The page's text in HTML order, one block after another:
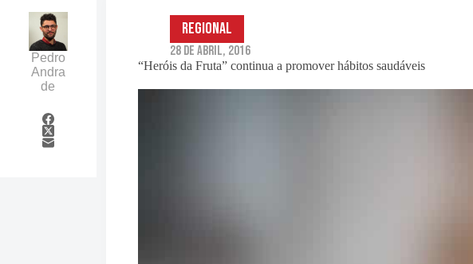
“Heróis da Fruta” continua a promover hábitos saudáveis
Regional
28 de Abril, 2016
Pedro
Andra
de